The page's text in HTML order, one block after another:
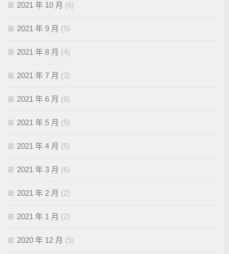
2021 年 10 月 (6)
2021 年 9 月 (5)
2021 年 8 月 (4)
2021 年 7 月 (3)
2021 年 6 月 (6)
2021 年 5 月 (5)
2021 年 4 月 (6)
2021 年 3 月 (6)
2021 年 2 月 (2)
2021 年 1 月 (2)
2020 年 12 月 (5)